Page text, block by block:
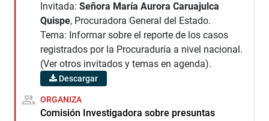
Invitada: Señora María Aurora Caruajulca
Quispe, Procuradora General del Estado.
Tema: Informar sobre el reporte de los casos
registrados por la Procuraduría a nivel nacional.
(Ver otros invitados y temas en agenda).
Descargar
ORGANIZA
Comisión Investigadora sobre presuntas